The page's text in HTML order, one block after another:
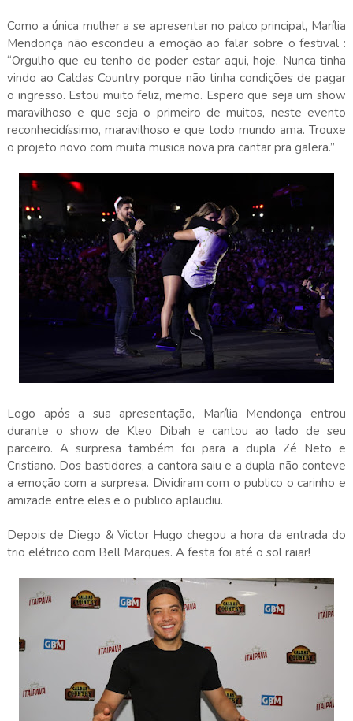
Como a única mulher a se apresentar no palco principal, Marília
Mendonça não escondeu a emoção ao falar sobre o festival :
“Orgulho que eu tenho de poder estar aqui, hoje. Nunca tinha
vindo ao Caldas Country porque não tinha condições de pagar
o ingresso. Estou muito feliz, memo. Espero que seja um show
maravilhoso e que seja o primeiro de muitos, neste evento
reconhecidíssimo, maravilhoso e que todo mundo ama. Trouxe
o projeto novo com muita musica nova pra cantar pra galera.”
Logo após a sua apresentação, Marília Mendonça entrou
durante o show de Kleo Dibah e cantou ao lado de seu
parceiro. A surpresa também foi para a dupla Zé Neto e
Cristiano. Dos bastidores, a cantora saiu e a dupla não conteve
a emoção com a surpresa. Dividiram com o publico o carinho e
amizade entre eles e o publico aplaudiu.
Depois de Diego & Victor Hugo chegou a hora da entrada do
trio elétrico com Bell Marques. A festa foi até o sol raiar!